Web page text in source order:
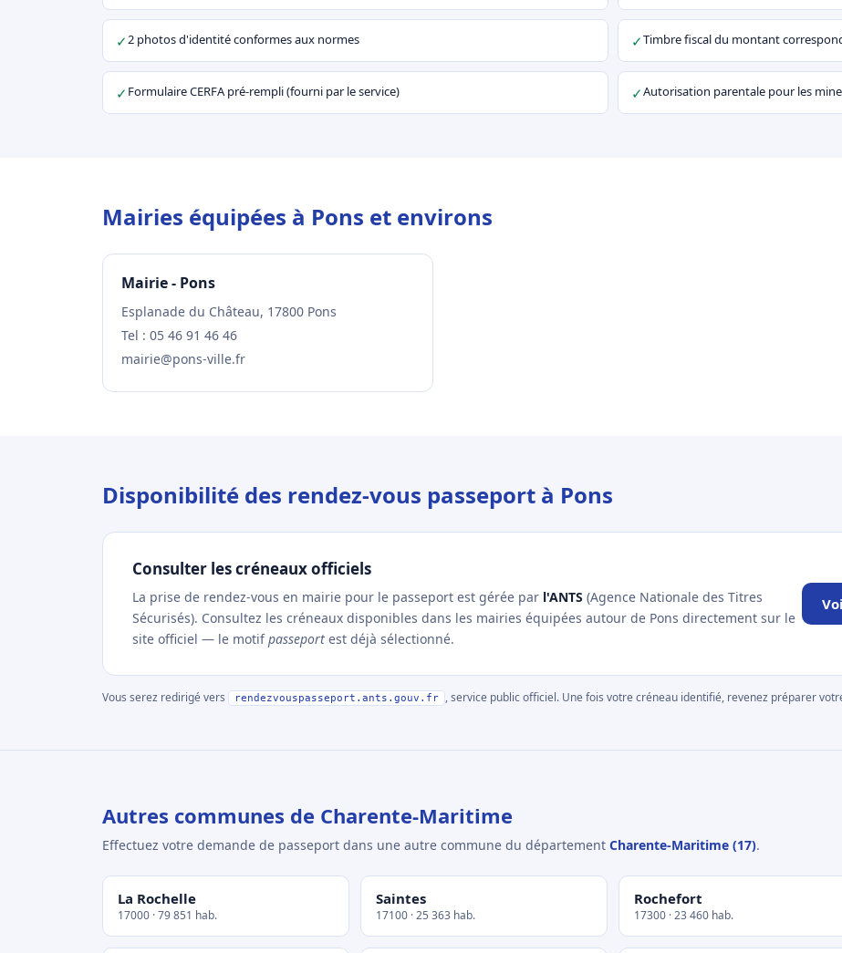
✓2 photos d'identité conformes aux normes ✓Timbre fiscal du montant
✓ Formulaire CERFA pré-rempli (fourni par le service) ✓Autorisation parentale pour les
Mairies équipées à Pons et environs
Mairie - Pons
Esplanade du Château, 17800 Pons
Tel : 05 46 91 46 46
mairie@pons-ville.fr
Disponibilité des rendez-vous passeport à Pons
Consulter les créneaux officiels
La prise de rendez-vous en mairie pour le passeport est gérée par l'ANTS (Agence Nationale des Titres
Sécurisés). Consultez les créneaux disponibles dans les mairies équipées autour de Pons directement sur le
site officiel — le motifpasseport est déjà sélectionné.
Vous serez redirigé vers rendezvouspasseport.ants.gouv.fr , service public officiel. Une fois votre créneau identifié, revenez préparer
Autres communes de Charente-Maritime
Effectuez votre demande de passeport dans une autre commune du département Charente-Maritime (17).
La Rochelle
17000 · 79 851 hab.
Saintes
17100 · 25 363 hab.
Rochefort
17300 · 23 460 hab.